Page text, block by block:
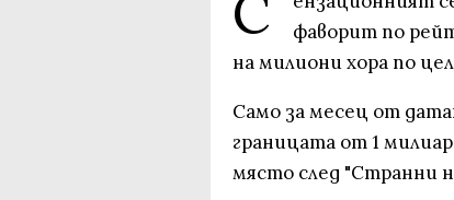
фаворит по
на милиони хора по
Само за месец от
границата от 1
място след "Странни